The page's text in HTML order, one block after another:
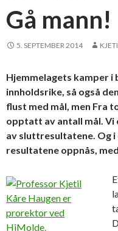
Gå mann!
5. SEPTEMBER 2014
Hjemmelagets kamper i
innholdsrike, så også
flust med mål, men Fra
opptatt av antall mål.
av sluttresultatene. Og
resultatene oppnås,